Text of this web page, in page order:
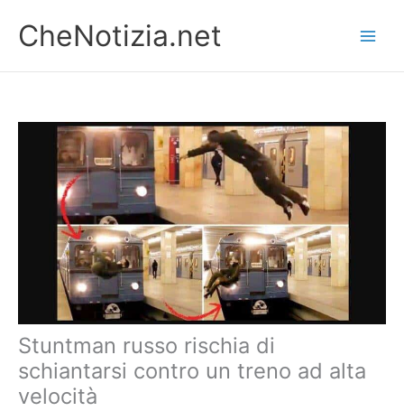
contenuto
CheNotizia.net
Stuntman russo rischia di
schiantarsi contro un treno ad alta
velocità